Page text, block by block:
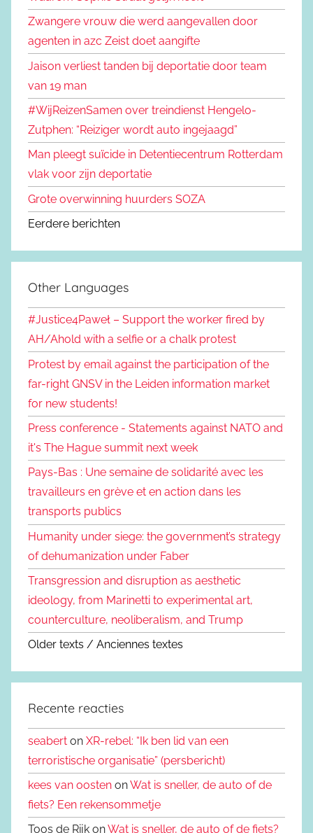
Zwangere vrouw die werd aangevallen door
agenten in azc Zeist doet aangifte
Jaison verliest tanden bij deportatie door team
van 19 man
#WijReizenSamen over treindienst Hengelo-
Zutphen: “Reiziger wordt auto ingejaagd”
Man pleegt suïcide in Detentiecentrum Rotterdam
vlak voor zijn deportatie
Grote overwinning huurders SOZA
Eerdere berichten
Other Languages
#Justice4Paweł – Support the worker fired by
AH/Ahold with a selfie or a chalk protest
Protest by email against the participation of the
far-right GNSV in the Leiden information market
for new students!
Press conference - Statements against NATO and
it's The Hague summit next week
Pays-Bas : Une semaine de solidarité avec les
travailleurs en grève et en action dans les
transports publics
Humanity under siege: the government’s strategy
of dehumanization under Faber
Transgression and disruption as aesthetic
ideology, from Marinetti to experimental art,
counterculture, neoliberalism, and Trump
Older texts / Anciennes textes
Recente reacties
seabert on XR-rebel: “Ik ben lid van een
terroristische organisatie” (persbericht)
kees van oosten onWat is sneller, de auto of de
fiets? Een rekensommetje
Toos de Rijk onWat is sneller, de auto of de fiets?